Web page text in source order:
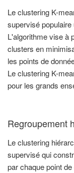
Le clustering K-
supervisé
L'algorithme vise à
clusters en
les points de
Le clustering K-
pour les grands
Regroupement
Le clustering
supervisé qui
par chaque point